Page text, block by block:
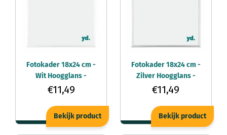
Fotokader 18x24 cm -
Wit Hoogglans -
Aluminium - Kent
€11,49
Bekijk product
Fotokader 18x24 cm -
Zilver Hoogglans -
Aluminium - Kent
€11,49
Bekijk product